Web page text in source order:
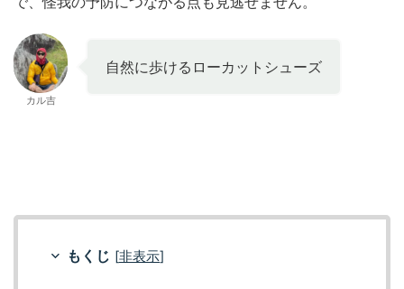
カル吉
自然に歩けるローカットシューズ
もくじ [非表示]